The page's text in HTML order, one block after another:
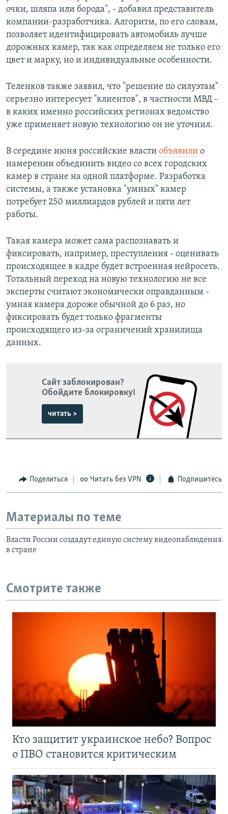
очки, шляпа или борода", - добавил представитель
компании-разработчика. Алгоритм, по его словам,
позволяет идентифицировать автомобиль лучше
дорожных камер, так как определяем не только его
цвет и марку, но и индивидуальные особенности.
Теленков также заявил, что "решение по силуэтам"
серьезно интересует "клиентов", в частности МВД -
в каких именно российских регионах ведомство
уже применяет новую технологию он не уточнил.
В середине июня российские власти объявили о
намерении объединить видео со всех городских
камер в стране на одной платформе. Разработка
системы, а также установка "умных" камер
потребует 250 миллиардов рублей и пяти лет
работы.
Такая камера может сама распознавать и
фиксировать, например, преступления - оценивать
происходящее в кадре будет встроенная нейросеть.
Тотальный переход на новую технологию не все
эксперты считают экономически оправданным -
умная камера дороже обычной до 6 раз, но
фиксировать будет только фрагменты
происходящего из-за ограничений хранилища
данных.
Сайт заблокирован?
Обойдите блокировку!
читать >
Поделиться Читать без VPN Подпишитесь
Материалы по теме
Власти России создадут единую систему видеонаблюдения
в стране
Смотрите также
Кто защитит украинское небо? Вопрос
о ПВО становится критическим